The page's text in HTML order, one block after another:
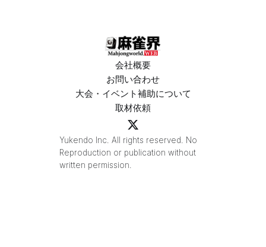
会社概要
お問い合わせ
大会・イベント補助について
取材依頼
Yukendo Inc. All rights reserved. No
Reproduction or publication without
written permission.